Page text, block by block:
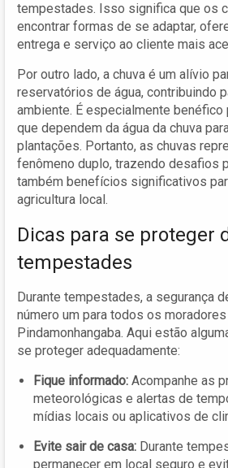
tempestades. Isso significa que os
encontrar formas de se adaptar,
entrega e serviço ao cliente mais
Por outro lado, a chuva é um alívio
reservatórios de água, contribuindo
ambiente. É especialmente benéfico
que dependem da água da chuva
plantações. Portanto, as chuvas
fenômeno duplo, trazendo desafios
também benefícios significativos
agricultura local.
Dicas para se proteger
tempestades
Durante tempestades, a segurança
número um para todos os
Pindamonhangaba. Aqui estão
se proteger adequadamente:
Fique informado: Acompanhe as
meteorológicas e alertas de
mídias locais ou aplicativos de
Evite sair de casa: Durante
permanecer em local seguro e